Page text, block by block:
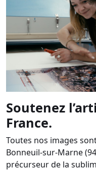
Soutenez
France.
Toutes nos images
Bonneuil-sur-Marne
précurseur de la